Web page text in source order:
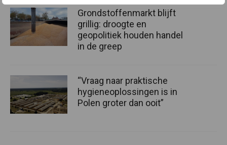
Grondstoffenmarkt blijft
grillig: droogte en
geopolitiek houden handel
in de greep
“Vraag naar praktische
hygieneoplossingen is in
Polen groter dan ooit”